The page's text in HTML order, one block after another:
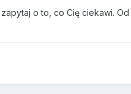
o to, co Cię ciekawi.